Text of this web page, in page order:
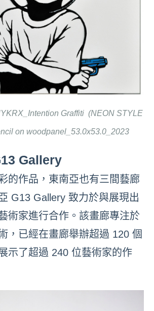
Graffiti (NEON STYLE
on woodpanel_53.0x53.0_2023
Gallery
的作品，東南亞也有三間藝廊
G13 Gallery 致力於與展現出
術家進行合作。該畫廊專注於
，已經在畫廊舉辦超過 120 個
示了超過 240 位藝術家的作